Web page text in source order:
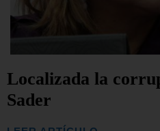
Localizada la
Sader